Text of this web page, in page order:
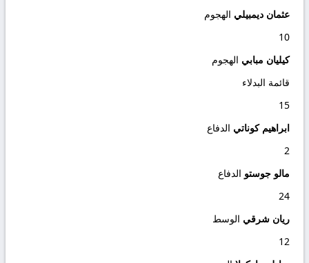
عثمان ديمبيلي الهجوم
10
كيليان مبابي الهجوم
قائمة البدلاء
15
ابراهيم كوناتي الدفاع
2
مالو جوستو الدفاع
24
ريان شرقي الوسط
12